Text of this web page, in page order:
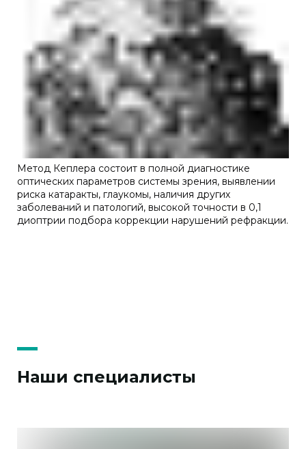
Метод Кеплера состоит в полной диагностике
оптических параметров системы зрения, выявлении
риска катаракты, глаукомы, наличия других
заболеваний и патологий, высокой точности в 0,1
диоптрии подбора коррекции нарушений рефракции.
Наши специалисты